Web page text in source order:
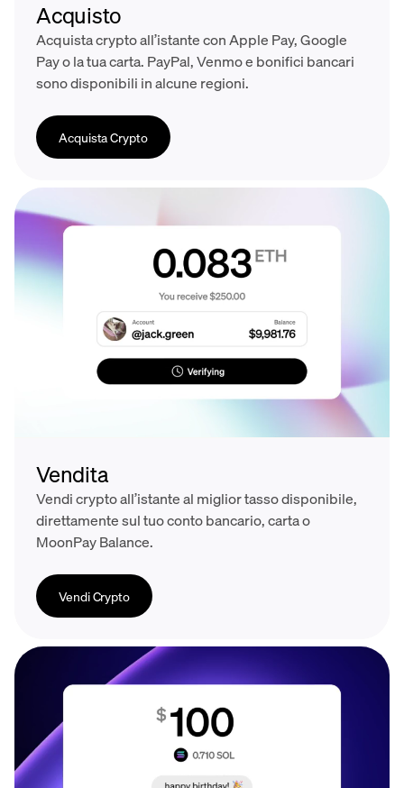
Acquisto
Acquista crypto all’istante con Apple Pay, Google
Pay o la tua carta. PayPal, Venmo e bonifici bancari
sono disponibili in alcune regioni.
Acquista Crypto
Vendita
Vendi crypto all’istante al miglior tasso disponibile,
direttamente sul tuo conto bancario, carta o
MoonPay Balance.
Vendi Crypto